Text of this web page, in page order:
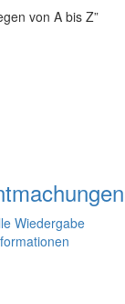
von A bis Z”
Wiedergabe